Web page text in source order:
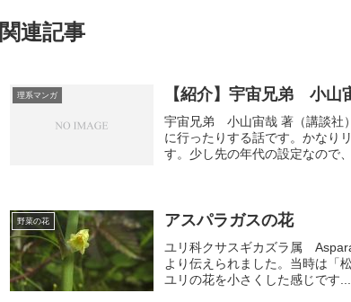
関連記事
理系マンガ 【紹介】宇宙兄弟 小山
宇宙兄弟 小山宙哉 著（講談社
に行ったりする話です。かなり
す。少し先の年代の設定なので
野菜の花 アスパラガスの花
ユリ科クサスギカズラ属
より伝えられました。当時は「
ユリの花を小さくした感じです...